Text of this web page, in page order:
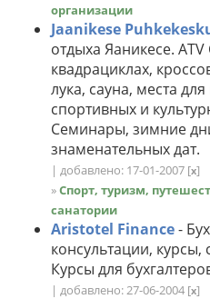
организации
Jaanikese
отдыха Яаникесе.
квадрациклах,
лука, сауна, места
спортивных и
Семинары, зимние
знаменательных дат.
| добавлено: 17-01-2007 [x]
»Спорт, туризм,
санатории
Aristotel Finance-
консультации,
Курсы для
| добавлено: 27-06-2004 [x]